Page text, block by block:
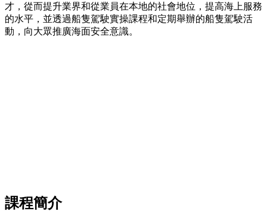
才，從而提升業界和從業員在本地的社會地位，提高海上服務
的水平，並透過船隻駕駛實操課程和定期舉辦的船隻駕駛活
動，向大眾推廣海面安全意識。
課程簡介